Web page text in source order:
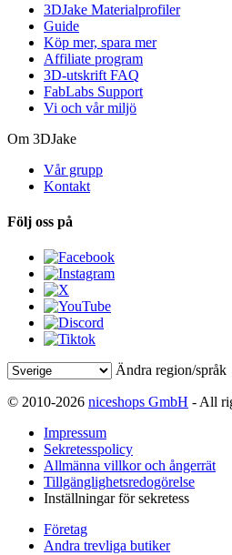
3DJake Materialprofiler
Guide
Köp mer, spara mer
Affiliate program
3D-utskrift FAQ
FabLabs Support
Vi och vår miljö
Om 3DJake
Vår grupp
Kontakt
Följ oss på
Ändra region/språk
© 2010-2026 niceshops GmbH - All
Impressum
Sekretesspolicy
Allmänna villkor och ångerrät
Tillgänglighetsredogörelse
Inställningar för sekretess
Företag
Andra trevliga butiker